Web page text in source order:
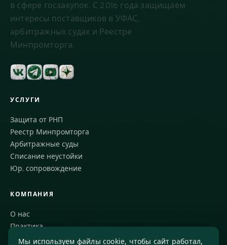
в сфере госзакупок. С 2016 года защищаем
интересы поставщиков в УФАС,
арбитражных судах и Реестре
Минпромторга.
УСЛУГИ
Защита от РНП
Реестр Минпромторга
Арбитражные суды
Списание неустойки
Юр. сопровождение
КОМПАНИЯ
О нас
Практика
Блог
Мы используем файлы cookie, чтобы сайт работал,